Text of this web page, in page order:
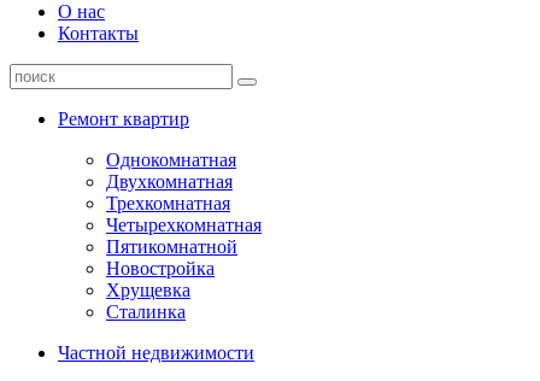
О нас
Контакты
Ремонт квартир
Однокомнатная
Двухкомнатная
Трехкомнатная
Четырехкомнатная
Пятикомнатной
Новостройка
Хрущевка
Сталинка
Частной недвижимости